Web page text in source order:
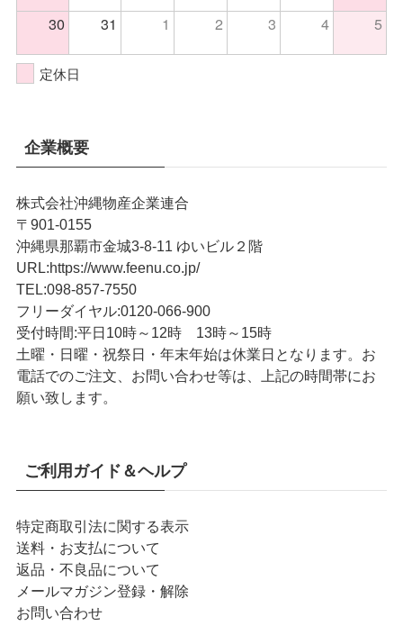
30
31 1 2 3 4 5
定休日
企業概要
株式会社沖縄物産企業連合
〒901-0155
沖縄県那覇市金城3-8-11 ゆいビル２階
URL:https://www.feenu.co.jp/
TEL:098-857-7550
フリーダイヤル:0120-066-900
受付時間:平日10時～12時 13時～15時
土曜・日曜・祝祭日・年末年始は休業日となります。お
電話でのご注文、お問い合わせ等は、上記の時間帯にお
願い致します。
ご利用ガイド＆ヘルプ
特定商取引法に関する表示
送料・お支払について
返品・不良品について
メールマガジン登録・解除
お問い合わせ